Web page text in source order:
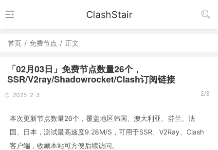
ClashStair
首页 / 免费节点 / 正文
「02月03日」免费节点数量26个，
SSR/V2ray/Shadowrocket/Clash订阅链接
2025-2-3 2/3
本次更新节点数量26个，覆盖地区韩国、澳大利亚、芬兰、法
国、日本，测试最高速度9.28M/S，可用于SSR、V2Ray、Clash
客户端，收藏本站可方便后续访问。